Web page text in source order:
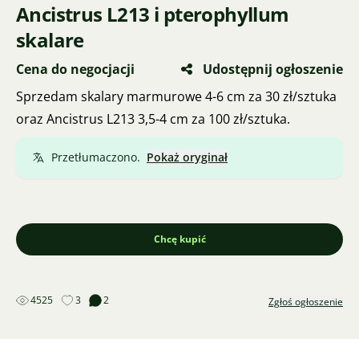
Ancistrus L213 i pterophyllum
skalare
Cena do negocjacji
Udostępnij ogłoszenie
Sprzedam skalary marmurowe 4-6 cm za 30 zł/sztuka
oraz Ancistrus L213 3,5-4 cm za 100 zł/sztuka.
Przetłumaczono. Pokaż oryginał
Chcę kupić
4525 3 2 Zgłoś ogłoszenie